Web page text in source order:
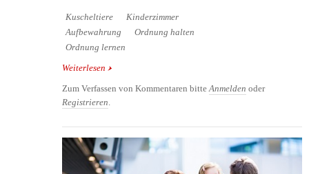
Kuscheltiere
Kinderzimmer
Aufbewahrung
Ordnung halten
Ordnung lernen
Weiterlesen über Ordnung im Kinderzimmer - Drei Ideen zum
Zum Verfassen von Kommentaren bitteAnmelden oder
Registrieren.